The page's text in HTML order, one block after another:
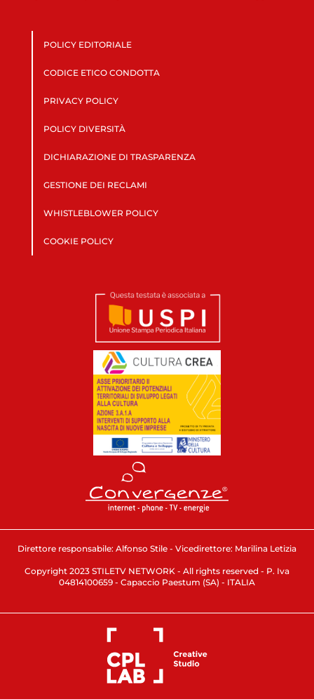
POLICY EDITORIALE
CODICE ETICO CONDOTTA
PRIVACY POLICY
POLICY DIVERSITÀ
DICHIARAZIONE DI TRASPARENZA
GESTIONE DEI RECLAMI
WHISTLEBLOWER POLICY
COOKIE POLICY
Direttore responsabile: Alfonso Stile - Vicedirettore: Marilina Letizia
Copyright 2023 STILETV NETWORK - All rights reserved - P. Iva
04814100659 - Capaccio Paestum (SA) - ITALIA